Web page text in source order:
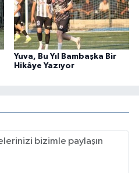
Yuva, Bu Yıl Bambaşka Bir
Hikâye Yazıyor